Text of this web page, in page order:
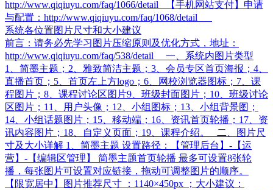
http://www.qiqiuyu.com/faq/1066/detail 【手机网站支付】申请
与配置：http://www.qiqiuyu.com/faq/1068/detail
系统各位置图片尺寸和大小建议
前言：请务必先学习图片压缩原则及优化方式，地址：
http://www.qiqiuyu.com/faq/538/detail 一、系统内图片类型
1、简墨主题；2、雅致简洁主题；3、会员专区首页海报；4、
直播首页；5、首页左上方logo；6、网校浏览器图标；7、课
程图片；8、课程讨论区图片9、班级封面图片；10、班级讨论
区图片；11、用户头像；12、小组图标；13、小组背景图；
14、小组话题图片；15、移动端；16、资讯首页轮播；17、资
讯内容图片；18、自定义页面；19、课程介绍。 二、图片尺
寸及大小详解 1、简墨主题 设置路径：【管理后台】-【运
营】-【编辑区管理】 简墨主题首页轮播 最多可设置8张轮
播，每张图片可设置对应链接，拖动可调整图片的顺序。
【限宽居中】图片推荐尺寸 ：1140×450px ；大小建议：